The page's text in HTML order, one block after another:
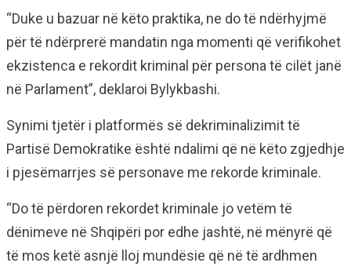
“Duke u bazuar në këto praktika, ne do të ndërhyjmë
për të ndërprerë mandatin nga momenti që verifikohet
ekzistenca e rekordit kriminal për persona të cilët janë
në Parlament”, deklaroi Bylykbashi.
Synimi tjetër i platformës së dekriminalizimit të
Partisë Demokratike është ndalimi që në këto zgjedhje
i pjesëmarrjes së personave me rekorde kriminale.
“Do të përdoren rekordet kriminale jo vetëm të
dënimeve në Shqipëri por edhe jashtë, në mënyrë që
të mos ketë asnjë lloj mundësie që në të ardhmen